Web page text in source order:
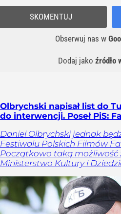
Obserwuj nas w
Dodaj jako źródło
SKOMENTUJ
Olbrychski napisał list do
do interwencji. Poseł PiS:
Daniel Olbrychski jednak
Festiwalu Polskich Filmów
Początkowo taką możliwość
Ministerstwo Kultury i